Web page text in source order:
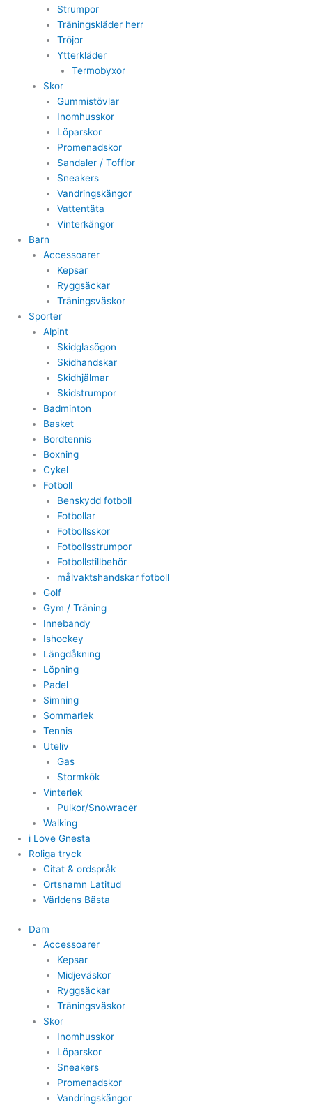
Strumpor
Träningskläder herr
Tröjor
Ytterkläder
Termobyxor
Skor
Gummistövlar
Inomhusskor
Löparskor
Promenadskor
Sandaler / Tofflor
Sneakers
Vandringskängor
Vattentäta
Vinterkängor
Barn
Accessoarer
Kepsar
Ryggsäckar
Träningsväskor
Sporter
Alpint
Skidglasögon
Skidhandskar
Skidhjälmar
Skidstrumpor
Badminton
Basket
Bordtennis
Boxning
Cykel
Fotboll
Benskydd fotboll
Fotbollar
Fotbollsskor
Fotbollsstrumpor
Fotbollstillbehör
målvaktshandskar fotboll
Golf
Gym / Träning
Innebandy
Ishockey
Längdåkning
Löpning
Padel
Simning
Sommarlek
Tennis
Uteliv
Gas
Stormkök
Vinterlek
Pulkor/Snowracer
Walking
i Love Gnesta
Roliga tryck
Citat & ordspråk
Ortsnamn Latitud
Världens Bästa
Dam
Accessoarer
Kepsar
Midjeväskor
Ryggsäckar
Träningsväskor
Skor
Inomhusskor
Löparskor
Sneakers
Promenadskor
Vandringskängor